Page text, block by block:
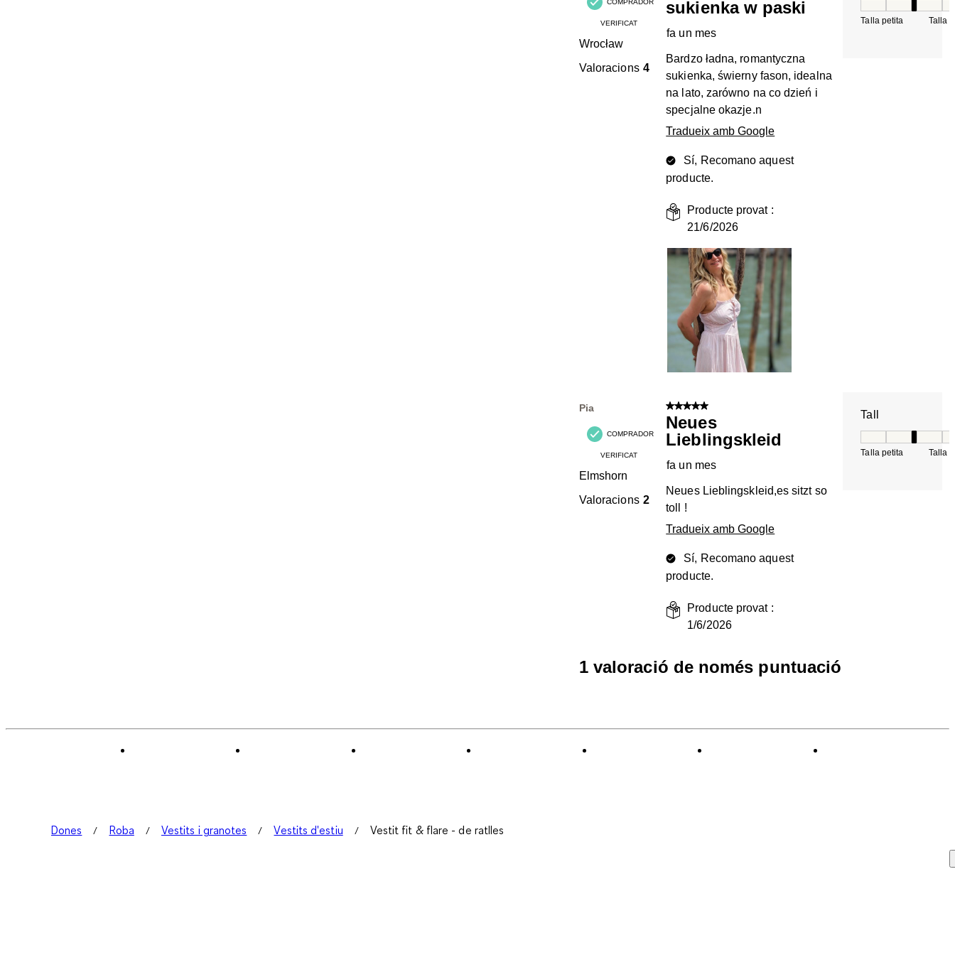
COMPRADOR
VERIFICAT
Wrocław
Valoracions 4
sukienka w paski
fa un mes
Bardzo ładna, romantyczna
sukienka, świerny fason, idealna
na lato, zarówno na co dzień i
specjalne okazje.n
Tradueix amb Google
Sí, Recomano aquest
producte.
Producte provat :
21/6/2026
Talla petita Talla
Pia
COMPRADOR
VERIFICAT
Elmshorn
Valoracions 2
5 de 5 estrelles.
Neues
Lieblingskleid
fa un mes
Neues Lieblingskleid,es sitzt so
toll !
Tradueix amb Google
Sí, Recomano aquest
producte.
Producte provat :
1/6/2026
Tall
Talla petita Talla
1 valoració de només puntuació
Dones Roba Vestits i granotes Vestits d'estiu Vestit fit & flare - de ratlles